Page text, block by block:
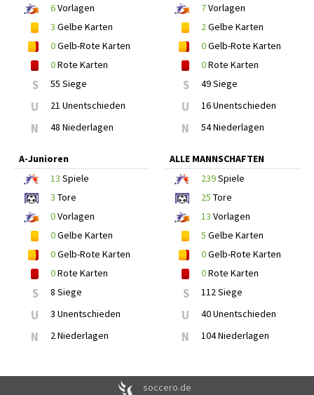
6Vorlagen
3 Gelbe Karten
0Gelb-Rote Karten
0Rote Karten
S 55 Siege
U 21 Unentschieden
N 48 Niederlagen
7Vorlagen
2Gelbe Karten
0Gelb-Rote Karten
0Rote Karten
S 49 Siege
U 16 Unentschieden
N 54 Niederlagen
A-Junioren
13 Spiele
3 Tore
0Vorlagen
0Gelbe Karten
0Gelb-Rote Karten
0Rote Karten
S 8 Siege
U 3 Unentschieden
N 2 Niederlagen
ALLE MANNSCHAFTEN
239Spiele
25 Tore
13 Vorlagen
5 Gelbe Karten
0Gelb-Rote Karten
0Rote Karten
S 112 Siege
U 40 Unentschieden
N 104 Niederlagen
soccero.de